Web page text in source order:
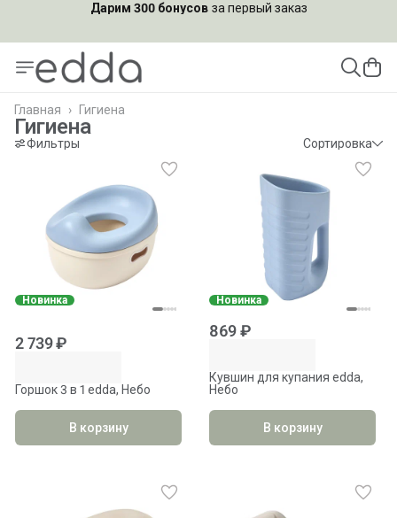
Гигиена
Главная ›
Гигиена
Фильтры Сортировка
Новинка
2 739 ₽
Горшок 3 в 1 edda, Небо
В корзину
Новинка
869 ₽
Кувшин для купания edda,
Небо
В корзину